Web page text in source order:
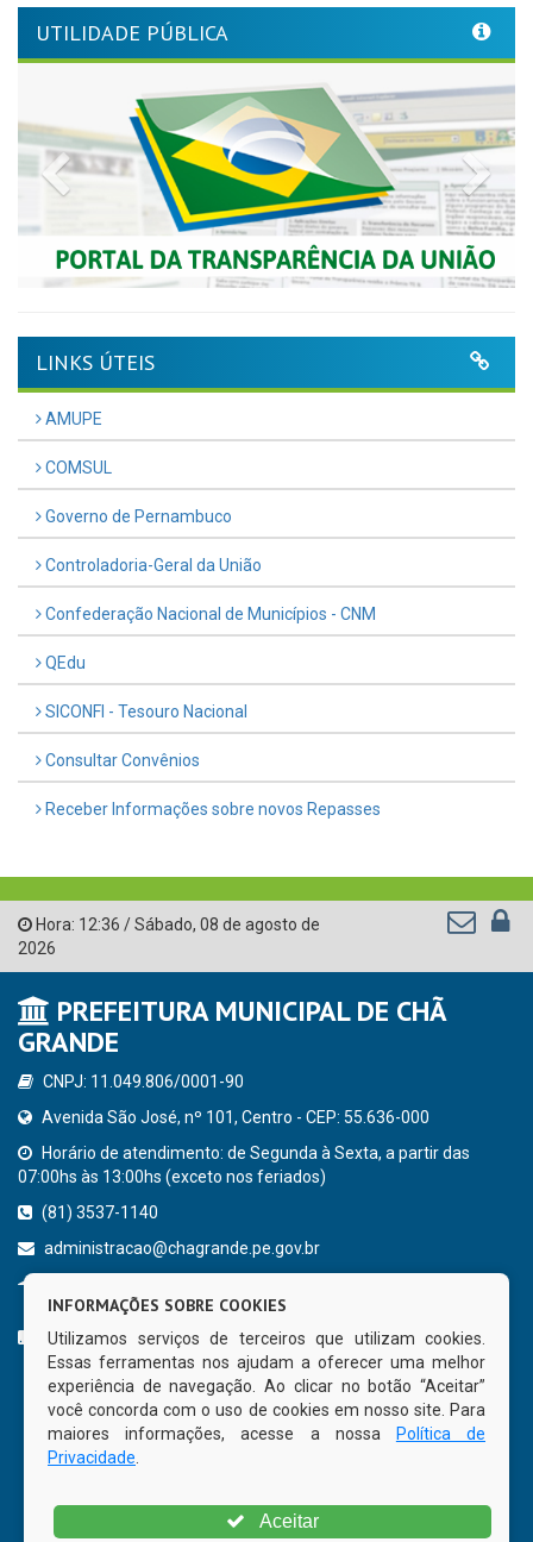
UTILIDADE PÚBLICA
Previous
LINKS ÚTEIS
AMUPE
COMSUL
Governo de Pernambuco
Controladoria-Geral da União
Confederação Nacional de Municípios - CNM
QEdu
SICONFI - Tesouro Nacional
Consultar Convênios
Receber Informações sobre novos Repasses
Hora: 12:36 /Sábado, 08 de agosto de
2026
PREFEITURA MUNICIPAL DE CHÃ
GRANDE
CNPJ: 11.049.806/0001-90
Avenida São José, nº 101, Centro - CEP: 55.636-000
Horário de atendimento: de Segunda à Sexta, a partir das
07:00hs às 13:00hs (exceto nos feriados)
(81) 3537-1140
administracao@chagrande.pe.gov.br
CURTA NOSSA FAN PAGE
INFORMAÇÕES SOBRE COOKIES
Utilizamos serviços de terceiros que utilizam cookies.
Essas ferramentas nos ajudam a oferecer uma melhor
experiência de navegação. Ao clicar no botão “Aceitar”
você concorda com o uso de cookies em nosso site. Para
maiores informações, acesse a nossa
Política de
Privacidade
Aceitar